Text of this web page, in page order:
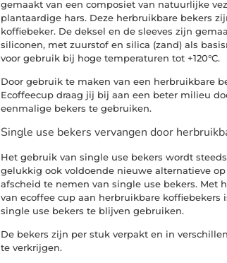
gemaakt van een composiet van natuurlijke
plantaardige hars. Deze herbruikbare bekers
koffiebeker. De deksel en de sleeves zijn
siliconen, met zuurstof en silica (zand) als
voor gebruik bij hoge temperaturen tot +120°C.
Door gebruik te maken van een herbruikbare
Ecoffeecup draag jij bij aan een beter milieu
eenmalige bekers te gebruiken.
Single use bekers vervangen door
Het gebruik van single use bekers wordt
gelukkig ook voldoende nieuwe alternatieve
afscheid te nemen van single use bekers. Met
van ecoffee cup aan herbruikbare koffiebekers
single use bekers te blijven gebruiken.
De bekers zijn per stuk verpakt en in
te verkrijgen.